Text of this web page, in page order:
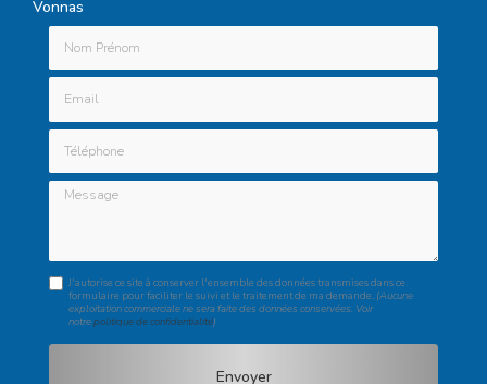
Vonnas
Nom Prénom
Téléphone
Message
J'autorise ce site à conserver l'ensemble des données transmises dans ce
formulaire pour faciliter le suivi et le traitement de ma demande. (Aucune
exploitation commerciale ne sera faite des données conservées. Voir
notrepolitique de confidentialité)